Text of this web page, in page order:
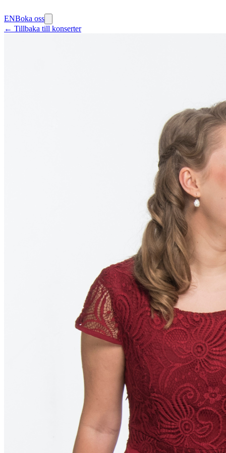
ENBoka oss
← Tillbaka till konserter